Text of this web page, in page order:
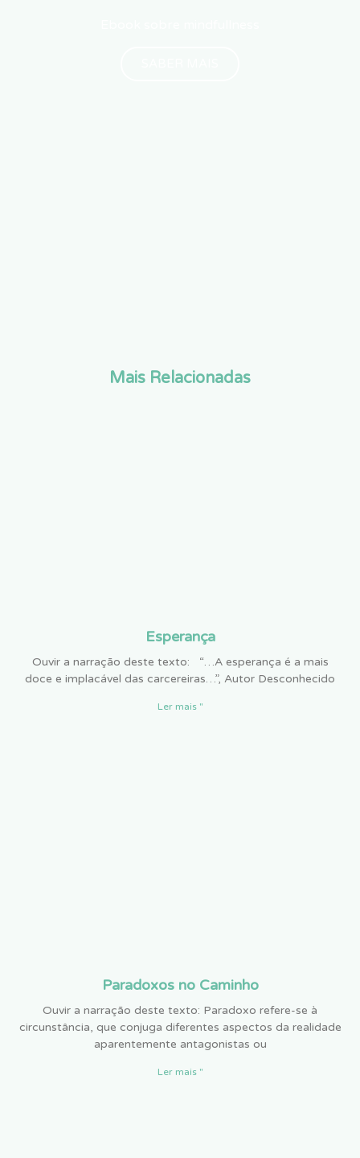
Mais Relacionadas
Esperança
Ouvir a narração deste texto: “…A esperança é a mais
doce e implacável das carcereiras…”, Autor Desconhecido
Ler mais "
Paradoxos no Caminho
Ouvir a narração deste texto: Paradoxo refere-se à
circunstância, que conjuga diferentes aspectos da realidade
aparentemente antagonistas ou
Ler mais "